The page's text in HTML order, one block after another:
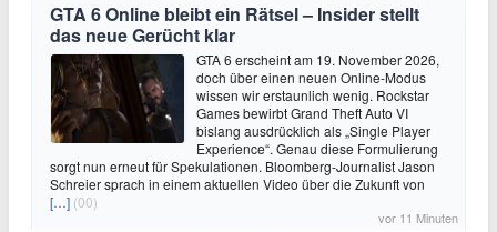
GTA 6 Online bleibt ein Rätsel – Insider stellt
das neue Gerücht klar
GTA 6 erscheint am 19. November 2026,
doch über einen neuen Online-Modus
wissen wir erstaunlich wenig. Rockstar
Games bewirbt Grand Theft Auto VI
bislang ausdrücklich als „Single Player
Experience“. Genau diese Formulierung
sorgt nun erneut für Spekulationen. Bloomberg-Journalist Jason
Schreier sprach in einem aktuellen Video über die Zukunft von
[…] (00)
vor 11 Minuten